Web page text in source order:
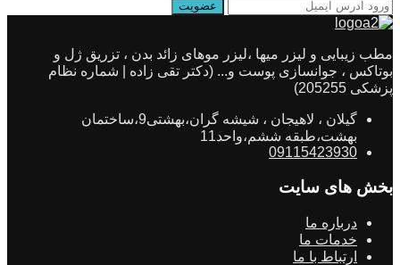
مطب زیبایی و لیزر میها ،لیزر موهای زائد بدن ، تزریق ژل و
بوتاکس ، جوانسازی پوست و... (دکتر تقی زاده | شماره نظام
پزشکی 205255)
گیلان ، لاهیجان ، شیشه گران،بهشتی9،ساختمان
بهشت،طبقه ششم،واحد11
09115423930
بخش های سایت
درباره ما
خدمات ما
ارتباط با ما